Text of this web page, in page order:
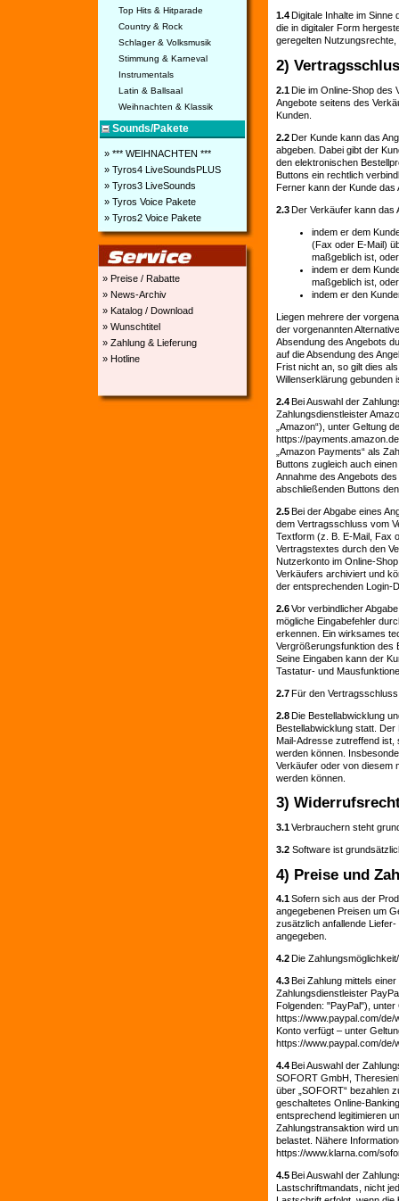
Top Hits & Hitparade
Country & Rock
Schlager & Volksmusik
Stimmung & Karneval
Instrumentals
Latin & Ballsaal
Weihnachten & Klassik
Sounds/Pakete
» *** WEIHNACHTEN ***
» Tyros4 LiveSoundsPLUS
» Tyros3 LiveSounds
» Tyros Voice Pakete
» Tyros2 Voice Pakete
» Preise / Rabatte
» News-Archiv
» Katalog / Download
» Wunschtitel
» Zahlung & Lieferung
» Hotline
1.4 Digitale Inhalte im
die in digitaler Form
geregelten
2)
2.1Die im Online-Shop des
Angebote seitens des
Kunden.
2.2Der Kunde kann das
abgeben. Dabei gibt der
den elektronischen
Buttons ein rechtlich
Ferner kann der Kunde das
2.3Der Verkäufer kann das
indem er dem
(Fax oder E-Mail)
maßgeblich ist, oder
indem er dem
maßgeblich ist, oder
indem er den
Liegen mehrere der
der vorgenannten
Absendung des Angebots
auf die Absendung des
Frist nicht an, so gilt dies
Willenserklärung gebunden
2.4Bei Auswahl der
Zahlungsdienstleister
„Amazon“), unter Geltung
https://
„Amazon Payments“ als
Buttons zugleich auch
Annahme des Angebots
abschließenden Buttons
2.5Bei der Abgabe eines
dem Vertragsschluss vom
Textform (z. B. E-Mail, Fax
Vertragstextes durch den
Nutzerkonto im Online-
Verkäufers archiviert und
der entsprechenden Login-
2.6Vor verbindlicher
mögliche Eingabefehler
erkennen. Ein wirksames
Vergrößerungsfunktion des
Seine Eingaben kann der
Tastatur- und
2.7Für den
2.8Die Bestellabwicklung
Bestellabwicklung statt.
Mail-Adresse zutreffend ist,
werden können.
Verkäufer oder von diesem
werden können.
3)
3.1Verbrauchern steht
3.2 Software ist
4) Preise und
4.1Sofern sich aus der
angegebenen Preisen um
zusätzlich anfallende
angegeben.
4.2 Die
4.3 Bei Zahlung mittels
Zahlungsdienstleister
Folgenden: "PayPal"),
https://www.paypal.com/
Konto verfügt – unter
https://www.paypal.com/
4.4 Bei Auswahl der
SOFORT GmbH,
über „SOFORT“ bezahlen
geschaltetes Online-
entsprechend legitimieren
Zahlungstransaktion wird
belastet. Nähere
https://www.klarna.com/
4.5 Bei Auswahl der
Lastschriftmandats, nicht